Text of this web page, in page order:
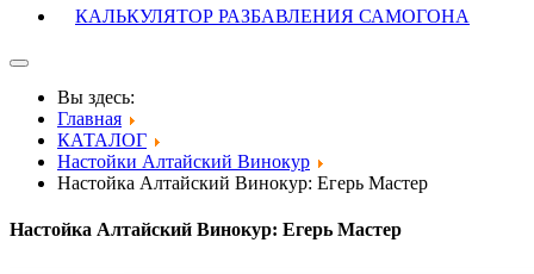
КАЛЬКУЛЯТОР РАЗБАВЛЕНИЯ САМОГОНА
Вы здесь:
Главная
КАТАЛОГ
Настойки Алтайский Винокур
Настойка Алтайский Винокур: Егерь Мастер
Настойка Алтайский Винокур: Егерь Мастер